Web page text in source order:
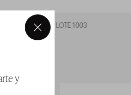
y
×
LOTE 1003